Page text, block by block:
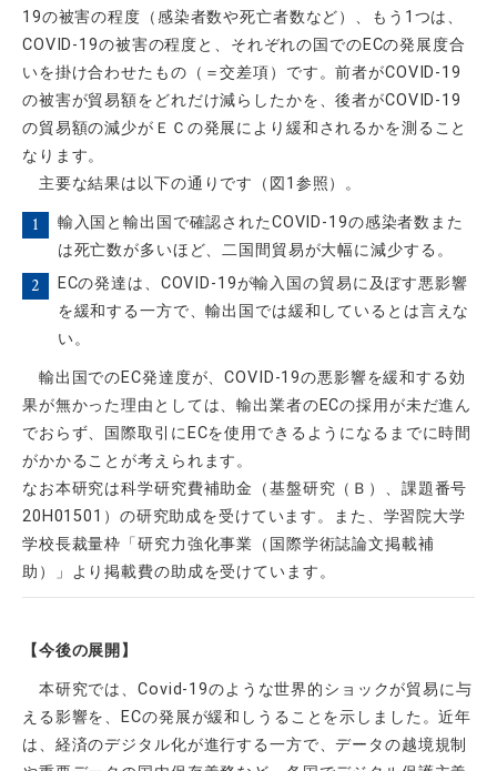
19の被害の程度（感染者数や死亡者数など）、もう1つは、
COVID-19の被害の程度と、それぞれの国でのECの発展度合
いを掛け合わせたもの（＝交差項）です。前者がCOVID-19
の被害が貿易額をどれだけ減らしたかを、後者がCOVID-19
の貿易額の減少がＥＣの発展により緩和されるかを測ること
なります。
主要な結果は以下の通りです（図1参照）。
輸入国と輸出国で確認されたCOVID-19の感染者数また
は死亡数が多いほど、二国間貿易が大幅に減少する。
ECの発達は、COVID-19が輸入国の貿易に及ぼす悪影響
を緩和する一方で、輸出国では緩和しているとは言えな
い。
輸出国でのEC発達度が、COVID-19の悪影響を緩和する効
果が無かった理由としては、輸出業者のECの採用が未だ進ん
でおらず、国際取引にECを使用できるようになるまでに時間
がかかることが考えられます。
なお本研究は科学研究費補助金（基盤研究（Ｂ）、課題番号
20H01501）の研究助成を受けています。また、学習院大学
学校長裁量枠「研究力強化事業（国際学術誌論文掲載補
助）」より掲載費の助成を受けています。
【今後の展開】
本研究では、Covid-19のような世界的ショックが貿易に与
える影響を、
ECの発展が緩和しうることを示しました。近年
は、経済のデジタル化が進行する一方で、データの越境規制